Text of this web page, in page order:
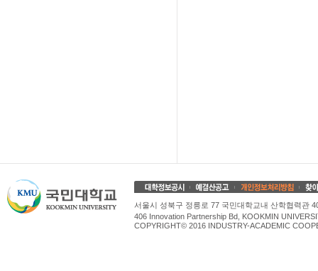
서울시 성북구 정릉로 77 국민대학교내 산학협력관
406 Innovation Partnership Bd, KOOKMIN
COPYRIGHT© 2016 INDUSTRY-ACADEMIC